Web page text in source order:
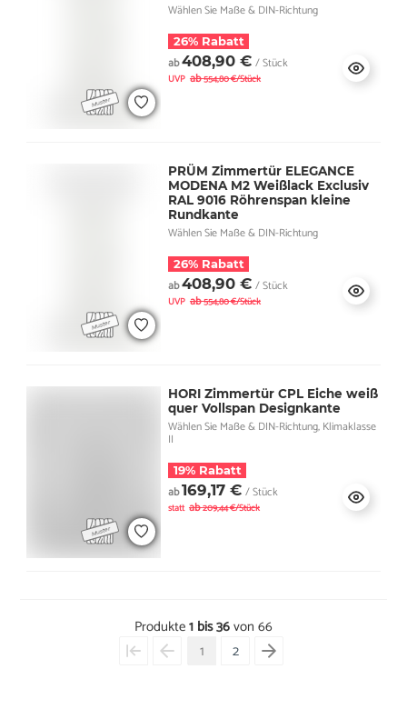
Wählen Sie Maße & DIN-Richtung
26% Rabatt
ab408,90 € / Stück
UVP ab554,80 €/Stück
PRÜM Zimmertür ELEGANCE
MODENA M2 Weißlack Exclusiv
RAL 9016 Röhrenspan kleine
Rundkante
Wählen Sie Maße & DIN-Richtung
26% Rabatt
ab408,90 € / Stück
UVP ab554,80 €/Stück
HORI Zimmertür CPL Eiche weiß
quer Vollspan Designkante
Wählen Sie Maße & DIN-Richtung, Klimaklasse
II
19% Rabatt
ab169,17 € / Stück
statt ab209,44 €/Stück
Produkte1 bis 36von 66
1
2